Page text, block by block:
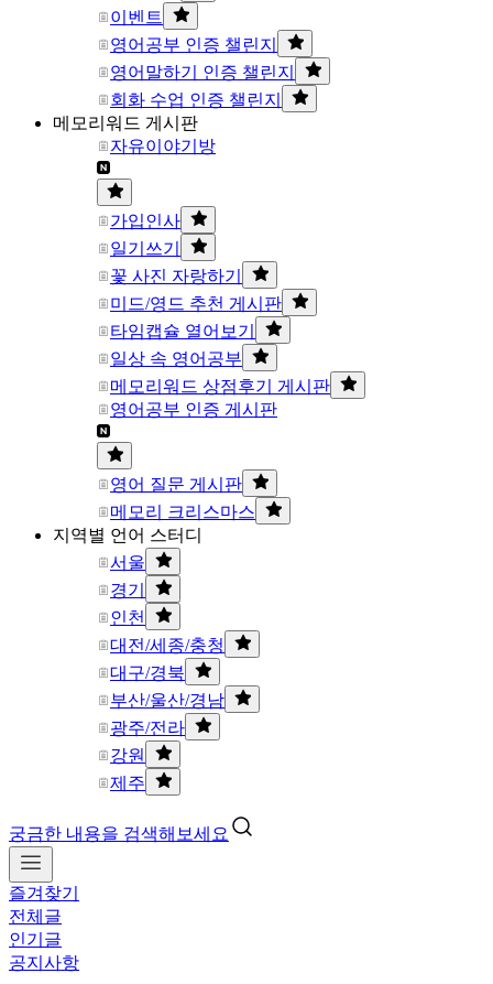
이벤트
영어공부 인증 챌린지
영어말하기 인증 챌린지
회화 수업 인증 챌린지
메모리워드 게시판
자유이야기방
가입인사
일기쓰기
꽃 사진 자랑하기
미드/영드 추천 게시판
타임캡슐 열어보기
일상 속 영어공부
메모리워드 상점후기 게시판
영어공부 인증 게시판
영어 질문 게시판
메모리 크리스마스
지역별 언어 스터디
서울
경기
인천
대전/세종/충청
대구/경북
부산/울산/경남
광주/전라
강원
제주
궁금한 내용을 검색해보세요
즐겨찾기
전체글
인기글
공지사항